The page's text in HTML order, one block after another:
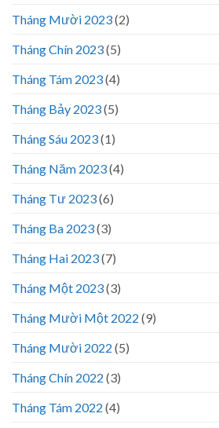
Tháng Mười 2023(2)
Tháng Chín 2023(5)
Tháng Tám 2023(4)
Tháng Bảy 2023(5)
Tháng Sáu 2023(1)
Tháng Năm 2023(4)
Tháng Tư 2023(6)
Tháng Ba 2023(3)
Tháng Hai 2023(7)
Tháng Một 2023(3)
Tháng Mười Một 2022 (9)
Tháng Mười 2022 (5)
Tháng Chín 2022 (3)
Tháng Tám 2022 (4)